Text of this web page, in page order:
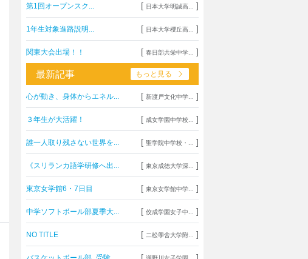
第1回オープンスク... [ 日本大学明誠高... ]
1年生対象進路説明... [ 日本大学櫻丘高... ]
関東大会出場！！ [ 春日部共栄中学... ]
最新記事 もっと見る
心が動き、身体からエネル... [ 新渡戸文化中学... ]
３年生が大活躍！ [ 成女学園中学校... ]
誰一人取り残さない世界を... [ 聖学院中学校・... ]
《スリランカ語学研修へ出... [ 東京成徳大学深... ]
東京女学館6・7日目 [ 東京女学館中学... ]
中学ソフトボール部夏季大... [ 佼成学園女子中... ]
NO TITLE [ 二松學舍大学附... ]